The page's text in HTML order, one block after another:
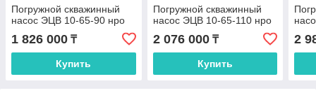
Погружной скважинный
насос ЭЦВ 10-65-90 нро
1 826 000 ₸
Купить
Погружной скважинный
насос ЭЦВ 10-65-110 нро
2 076 000₸
Купить
2